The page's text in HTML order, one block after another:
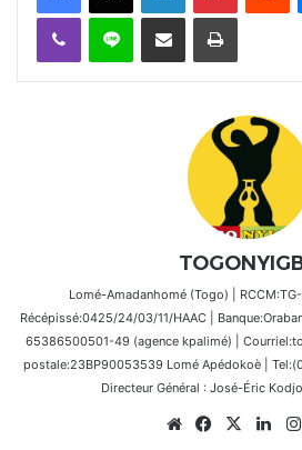
Viber Ligne Partager par email Imprimer
Lomé-Amadanhomé (Togo) |
Récépissé:0425/24/03/11/HAAC |
65386500501-49 (agence kpalimé) |
postale:23BP90053539 Lomé Apédokoè |
Directeur Général : José-Éric
WebsiteFacebook
X